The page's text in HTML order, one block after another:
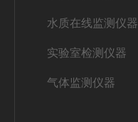
水质在线监测仪器
实验室检测仪器
气体监测仪器